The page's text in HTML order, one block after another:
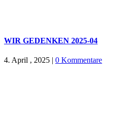
WIR GEDENKEN 2025-04
4. April , 2025 | 0 Kommentare